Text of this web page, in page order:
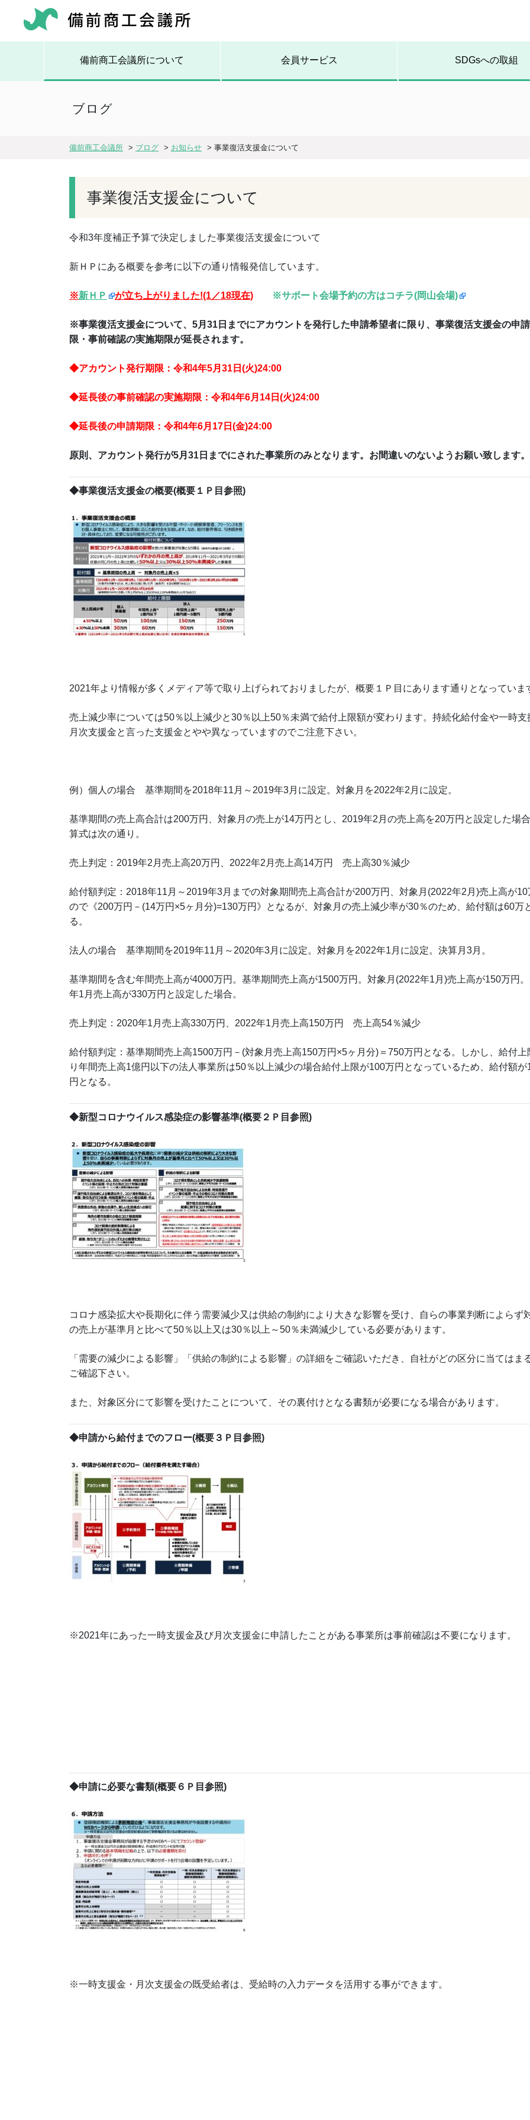
備前商工会議所について 会員サービス SDGsへの取組
ブログ
備前商工会議所 > ブログ > お知らせ > 事業復活支援金について
事業復活支援金について
令和3年度補正予算で決定しました事業復活支援金について
新ＨＰにある概要を参考に以下の通り情報発信しています。
※新ＨＰ が立ち上がりました!(1／18現在) ※サポート会場予約の方はコチラ(岡山会場)
※事業復活支援金について、5月31日までにアカウントを発行した申請希望者に限り、事業復活支援金の申
限・事前確認の実施期限が延長されます。
◆アカウント発行期限：令和4年5月31日(火)24:00
◆延長後の事前確認の実施期限：令和4年6月14日(火)24:00
◆延長後の申請期限：令和4年6月17日(金)24:00
原則、アカウント発行が5月31日までにされた事業所のみとなります。お間違いのないようお願い致します。
◆事業復活支援金の概要(概要１Ｐ目参照)
2021年より情報が多くメディア等で取り上げられておりましたが、概要１Ｐ目にあります通りとなっていま
売上減少率については50％以上減少と30％以上50％未満で給付上限額が変わります。持続化給付金や一時支
月次支援金と言った支援金とやや異なっていますのでご注意下さい。
例）個人の場合 基準期間を2018年11月～2019年3月に設定。対象月を2022年2月に設定。
基準期間の売上高合計は200万円、対象月の売上が14万円とし、2019年2月の売上高を20万円と設定した場
算式は次の通り。
売上判定：2019年2月売上高20万円、2022年2月売上高14万円 売上高30％減少
給付額判定：2018年11月～2019年3月までの対象期間売上高合計が200万円、対象月(2022年2月)売上高が10
ので《200万円－(14万円×5ヶ月分)=130万円》となるが、対象月の売上減少率が30％のため、給付額は60万
る。
法人の場合 基準期間を2019年11月～2020年3月に設定。対象月を2022年1月に設定。決算月3月。
基準期間を含む年間売上高が4000万円。基準期間売上高が1500万円。対象月(2022年1月)売上高が150万円
年1月売上高が330万円と設定した場合。
売上判定：2020年1月売上高330万円、2022年1月売上高150万円 売上高54％減少
給付額判定：基準期間売上高1500万円－(対象月売上高150万円×5ヶ月分)＝750万円となる。しかし、給付上
り年間売上高1億円以下の法人事業所は50％以上減少の場合給付上限が100万円となっているため、給付額が
円となる。
◆新型コロナウイルス感染症の影響基準(概要２Ｐ目参照)
コロナ感染拡大や長期化に伴う需要減少又は供給の制約により大きな影響を受け、自らの事業判断によらず
の売上が基準月と比べて50％以上又は30％以上～50％未満減少している必要があります。
「需要の減少による影響」「供給の制約による影響」の詳細をご確認いただき、自社がどの区分に当てはま
ご確認下さい。
また、対象区分にて影響を受けたことについて、その裏付けとなる書類が必要になる場合があります。
◆申請から給付までのフロー(概要３Ｐ目参照)
※2021年にあった一時支援金及び月次支援金に申請したことがある事業所は事前確認は不要になります。
◆申請に必要な書類(概要６Ｐ目参照)
※一時支援金・月次支援金の既受給者は、受給時の入力データを活用する事ができます。